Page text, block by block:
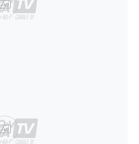
Ad
Ad